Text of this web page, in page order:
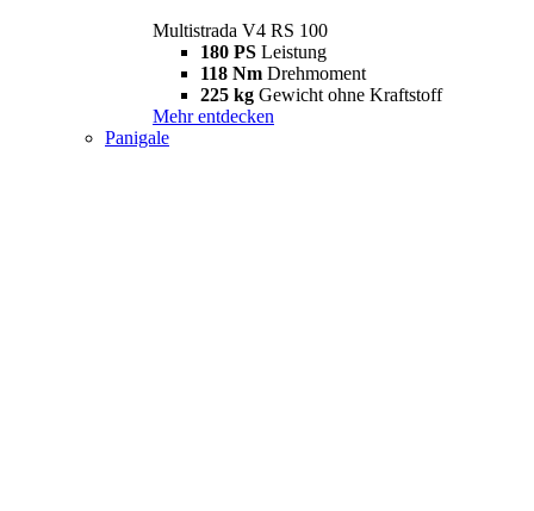
Multistrada V4 RS 100
180 PS Leistung
118 Nm Drehmoment
225 kg Gewicht ohne Kraftstoff
Mehr entdecken
Panigale